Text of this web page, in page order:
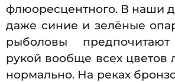
флюоресцентного. В наши
даже синие и зелёные
рыболовы
рукой вообще всех цветов
нормально. На реках